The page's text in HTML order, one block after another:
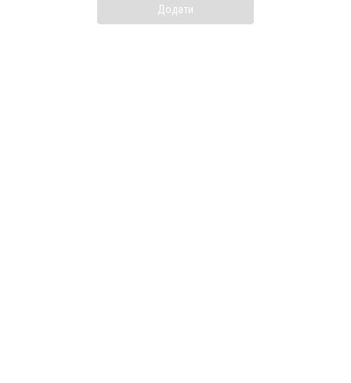
Додати